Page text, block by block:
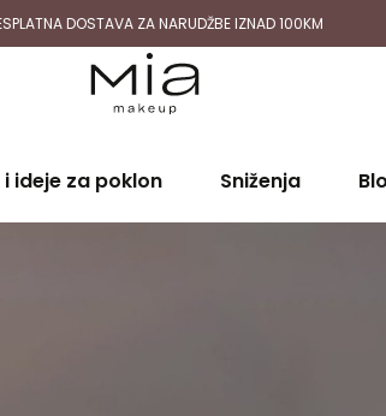
DOSTAVA ZA NARUDŽBE IZNAD 100KM
ideje za poklon Sniženja